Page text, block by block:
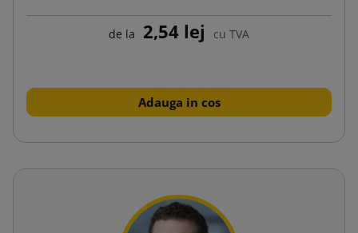
de la 2,54 lej cu TVA
Adauga in cos